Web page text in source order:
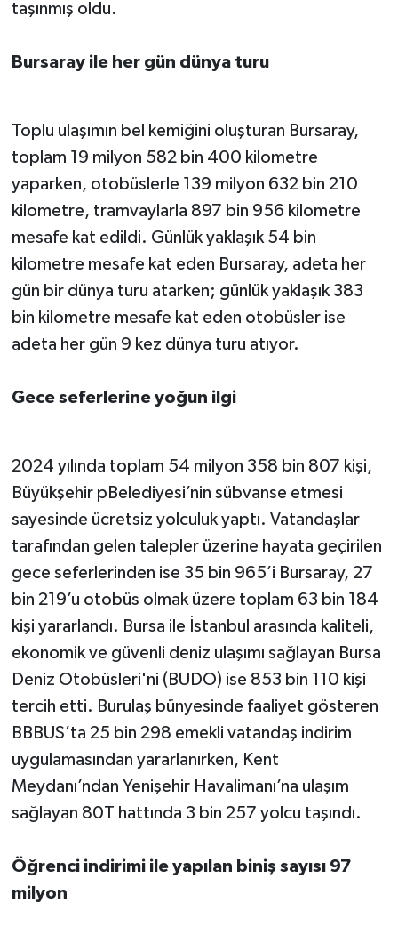
taşınmış oldu.
Bursaray ile her gün dünya turu
Toplu ulaşımın bel kemiğini oluşturan Bursaray,
toplam 19 milyon 582 bin 400 kilometre
yaparken, otobüslerle 139 milyon 632 bin 210
kilometre, tramvaylarla 897 bin 956 kilometre
mesafe kat edildi. Günlük yaklaşık 54 bin
kilometre mesafe kat eden Bursaray, adeta her
gün bir dünya turu atarken; günlük yaklaşık 383
bin kilometre mesafe kat eden otobüsler ise
adeta her gün 9 kez dünya turu atıyor.
Gece seferlerine yoğun ilgi
2024 yılında toplam 54 milyon 358 bin 807 kişi,
Büyükşehir pBelediyesi’nin sübvanse etmesi
sayesinde ücretsiz yolculuk yaptı. Vatandaşlar
tarafından gelen talepler üzerine hayata geçirilen
gece seferlerinden ise 35 bin 965’i Bursaray, 27
bin 219’u otobüs olmak üzere toplam 63 bin 184
kişi yararlandı. Bursa ile İstanbul arasında kaliteli,
ekonomik ve güvenli deniz ulaşımı sağlayan Bursa
Deniz Otobüsleri'ni (BUDO) ise 853 bin 110 kişi
tercih etti. Burulaş bünyesinde faaliyet gösteren
BBBUS’ta 25 bin 298 emekli vatandaş indirim
uygulamasından yararlanırken, Kent
Meydanı’ndan Yenişehir Havalimanı’na ulaşım
sağlayan 80T hattında 3 bin 257 yolcu taşındı.
Öğrenci indirimi ile yapılan biniş sayısı 97
milyon